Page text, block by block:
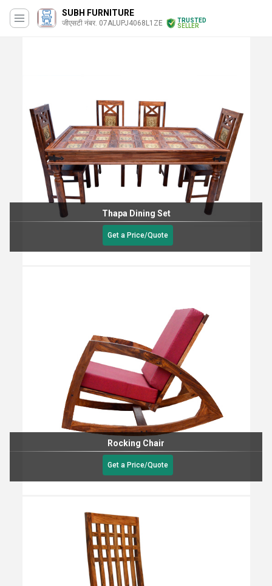
SUBH FURNITURE
जीएसटी नंबर. 07ALUPJ4068L1ZE
TRUSTED
SELLER
Thapa Dining Set
Get a Price/Quote
Rocking Chair
Get a Price/Quote